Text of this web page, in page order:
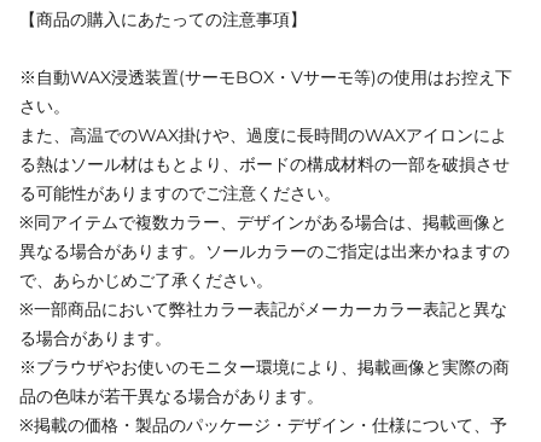
【商品の購入にあたっての注意事項】
※自動WAX浸透装置(サーモBOX・Vサーモ等)の使用はお控え下
さい。
また、高温でのWAX掛けや、過度に長時間のWAXアイロンによ
る熱はソール材はもとより、ボードの構成材料の一部を破損させ
る可能性がありますのでご注意ください。
※同アイテムで複数カラー、デザインがある場合は、掲載画像と
異なる場合があります。ソールカラーのご指定は出来かねますの
で、あらかじめご了承ください。
※一部商品において弊社カラー表記がメーカーカラー表記と異な
る場合があります。
※ブラウザやお使いのモニター環境により、掲載画像と実際の商
品の色味が若干異なる場合があります。
※掲載の価格・製品のパッケージ・デザイン・仕様について、予